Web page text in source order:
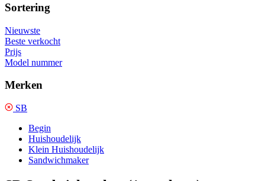
Sortering
Nieuwste
Beste verkocht
Prijs
Model nummer
Merken
SB
Begin
Huishoudelijk
Klein Huishoudelijk
Sandwichmaker